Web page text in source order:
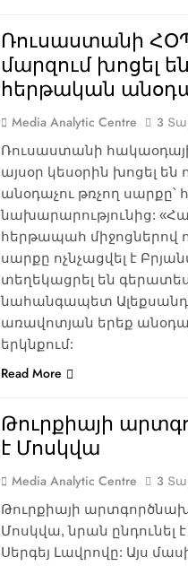
Ռուսաստանի ՀՕՊ
մարզում խոցել
հերթական
Media Analytic Centre 3
Ռուսաստանի
այսօր կեսօրին խոցել
անօդաչու թռչող
նախարարությունից:
հերթապահ միջոցներով
սարքը ոչնչացվել է
տեղեկացրել են
նահանգապետ
առավոտյան երեք
երկնքում:
Read More
Թուրքիայի
է Մոսկվա
Media Analytic Centre 3
Թուրքիայի
Մոսկվա, նրան
Սերգեյ Լավրովը: Այս